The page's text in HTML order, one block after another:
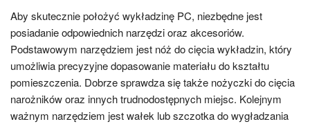
Aby skutecznie położyć wykładzinę PC, niezbędne jest
posiadanie odpowiednich narzędzi oraz akcesoriów.
Podstawowym narzędziem jest nóż do cięcia wykładzin, który
umożliwia precyzyjne dopasowanie materiału do kształtu
pomieszczenia. Dobrze sprawdza się także nożyczki do cięcia
narożników oraz innych trudnodostępnych miejsc. Kolejnym
ważnym narzędziem jest wałek lub szczotka do wygładzania